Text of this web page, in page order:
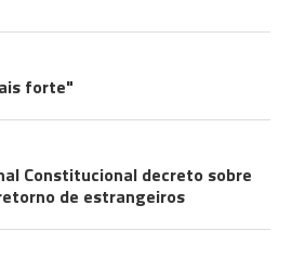
forte"
Constitucional decreto sobre
de estrangeiros